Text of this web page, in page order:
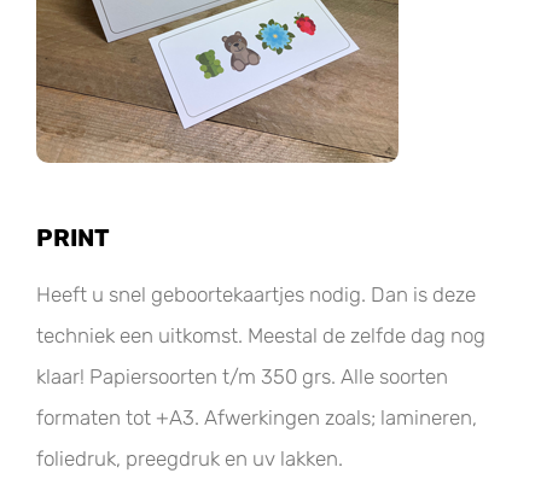
PRINT
Heeft u snel geboortekaartjes nodig. Dan is deze
techniek een uitkomst. Meestal de zelfde dag nog
klaar! Papiersoorten t/m 350 grs. Alle soorten
formaten tot +A3. Afwerkingen zoals; lamineren,
foliedruk, preegdruk en uv lakken.